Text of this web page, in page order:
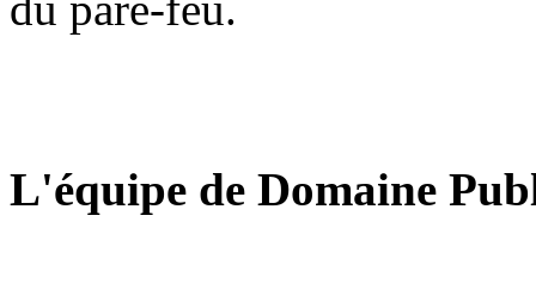
L'équipe de Domaine